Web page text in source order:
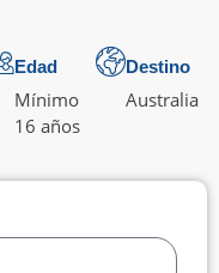
Edad
Mínimo
16 años
Destino
Australia